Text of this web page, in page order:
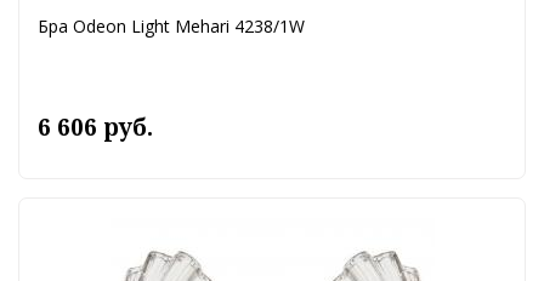
Бра Odeon Light Mehari 4238/1W
6 606 руб.